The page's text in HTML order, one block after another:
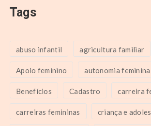
Tags
abuso infantil agricultura familiar
Apoio feminino autonomia feminina
Benefícios Cadastro carreira
carreiras femininas criança e